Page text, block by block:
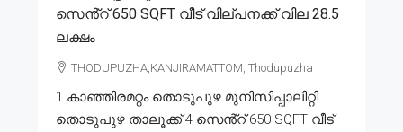
സെൻ്റ് 650 SQFT വീട് വില്പനക്ക് വില 28.5
ലക്ഷം
THODUPUZHA,KANJIRAMATTOM, Thodupuzha
1.കാഞ്ഞിരമറ്റം തൊടുപുഴ മുനിസിപ്പാലിറ്റി
തൊടുപുഴ താലൂക്ക് 4 സെൻ്റ് 650 SQFT വീട്